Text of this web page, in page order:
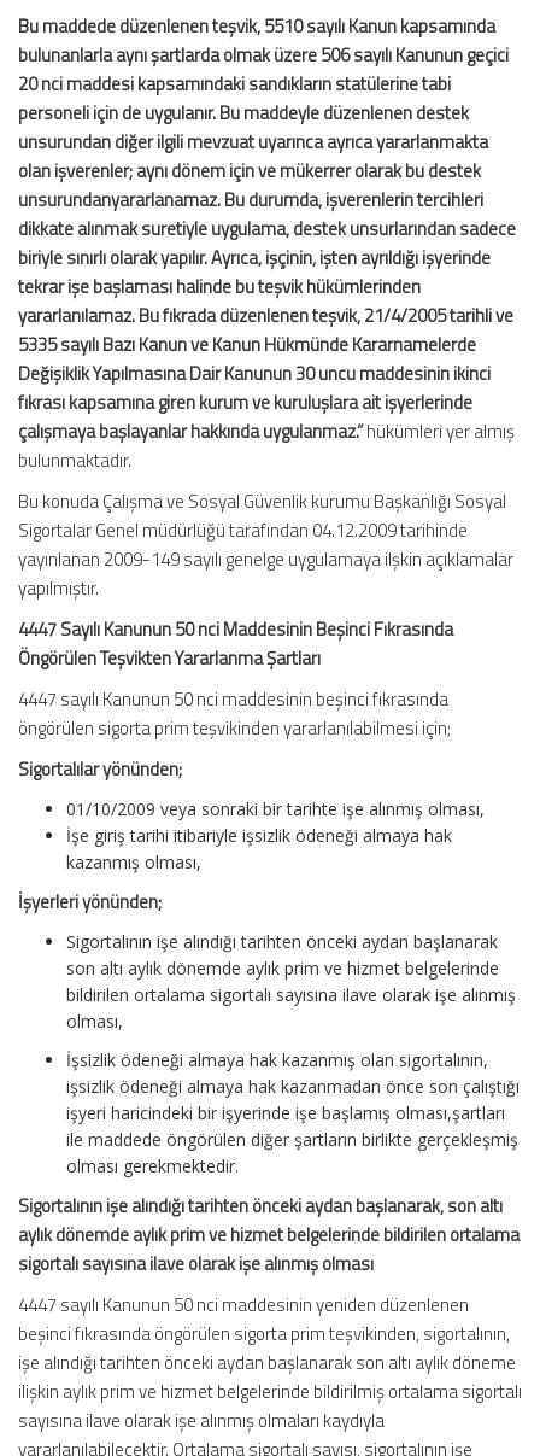
Bu maddede düzenlenen teşvik, 5510 sayılı Kanun kapsamında
bulunanlarla aynı şartlarda olmak üzere 506 sayılı Kanunun geçici
20 nci maddesi kapsamındaki sandıkların statülerine tabi
personeli için de uygulanır. Bu maddeyle düzenlenen destek
unsurundan diğer ilgili mevzuat uyarınca ayrıca yararlanmakta
olan işverenler; aynı dönem için ve mükerrer olarak bu destek
unsurundanyararlanamaz. Bu durumda, işverenlerin tercihleri
dikkate alınmak suretiyle uygulama, destek unsurlarından sadece
biriyle sınırlı olarak yapılır. Ayrıca, işçinin, işten ayrıldığı işyerinde
tekrar işe başlaması halinde bu teşvik hükümlerinden
yararlanılamaz. Bu fıkrada düzenlenen teşvik, 21/4/2005 tarihli ve
5335 sayılı Bazı Kanun ve Kanun Hükmünde Kararnamelerde
Değişiklik Yapılmasına Dair Kanunun 30 uncu maddesinin ikinci
fıkrası kapsamına giren kurum ve kuruluşlara ait işyerlerinde
çalışmaya başlayanlar hakkında uygulanmaz.”hükümleri yer almış
bulunmaktadır.
Bu konuda Çalışma ve Sosyal Güvenlik kurumu Başkanlığı Sosyal
Sigortalar Genel müdürlüğü tarafından 04.12.2009 tarihinde
yayınlanan 2009-149 sayılı genelge uygulamaya ilşkin açıklamalar
yapılmıştır.
4447 Sayılı Kanunun 50 nci Maddesinin Beşinci Fıkrasında
Öngörülen Teşvikten Yararlanma Şartları
4447 sayılı Kanunun 50 nci maddesinin beşinci fıkrasında
öngörülen sigorta prim teşvikinden yararlanılabilmesi için;
Sigortalılar yönünden;
01/10/2009 veya sonraki bir tarihte işe alınmış olması,
İşe giriş tarihi itibariyle işsizlik ödeneği almaya hak
kazanmış olması,
İşyerleri yönünden;
Sigortalının işe alındığı tarihten önceki aydan başlanarak
son altı aylık dönemde aylık prim ve hizmet belgelerinde
bildirilen ortalama sigortalı sayısına ilave olarak işe alınmış
olması,
İşsizlik ödeneği almaya hak kazanmış olan sigortalının,
işsizlik ödeneği almaya hak kazanmadan önce son çalıştığı
işyeri haricindeki bir işyerinde işe başlamış olması,şartları
ile maddede öngörülen diğer şartların birlikte gerçekleşmiş
olması gerekmektedir.
Sigortalının işe alındığı tarihten önceki aydan başlanarak, son altı
aylık dönemde aylık prim ve hizmet belgelerinde bildirilen ortalama
sigortalı sayısına ilave olarak işe alınmış olması
4447 sayılı Kanunun 50 nci maddesinin yeniden düzenlenen
beşinci fıkrasında öngörülen sigorta prim teşvikinden, sigortalının,
işe alındığı tarihten önceki aydan başlanarak son altı aylık döneme
ilişkin aylık prim ve hizmet belgelerinde bildirilmiş ortalama sigortalı
sayısına ilave olarak işe alınmış olmaları kaydıyla
yararlanılabilecektir. Ortalama sigortalı sayısı, sigortalının işe